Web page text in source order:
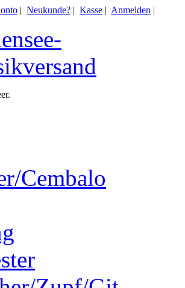
| Neukunde? | Kasse | Anmelden |
Cembalo